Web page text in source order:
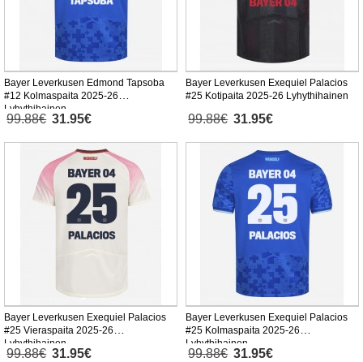
Bayer Leverkusen Edmond Tapsoba
#12 Kolmaspaita 2025-26
Lyhythihainen
99.88€ 31.95€
Bayer Leverkusen Exequiel Palacios
#25 Kotipaita 2025-26 Lyhythihainen
99.88€ 31.95€
Bayer Leverkusen Exequiel Palacios
#25 Vieraspaita 2025-26
Lyhythihainen
99.88€ 31.95€
Bayer Leverkusen Exequiel Palacios
#25 Kolmaspaita 2025-26
Lyhythihainen
99.88€ 31.95€